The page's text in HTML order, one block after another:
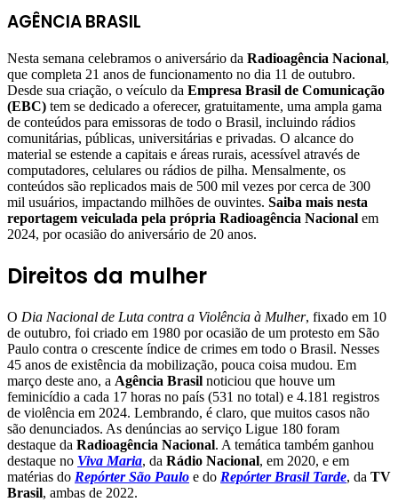
AGÊNCIA BRASIL
Nesta semana celebramos o aniversário da Radioagência Nacional,
que completa 21 anos de funcionamento no dia 11 de outubro.
Desde sua criação, o veículo da Empresa Brasil de Comunicação
(EBC) tem se dedicado a oferecer, gratuitamente, uma ampla gama
de conteúdos para emissoras de todo o Brasil, incluindo rádios
comunitárias, públicas, universitárias e privadas. O alcance do
material se estende a capitais e áreas rurais, acessível através de
computadores, celulares ou rádios de pilha. Mensalmente, os
conteúdos são replicados mais de 500 mil vezes por cerca de 300
mil usuários, impactando milhões de ouvintes. Saiba mais nesta
reportagem veiculada pela própria Radioagência Nacional em
2024, por ocasião do aniversário de 20 anos.
Direitos da mulher
O Dia Nacional de Luta contra a Violência à Mulher, fixado em 10
de outubro, foi criado em 1980 por ocasião de um protesto em São
Paulo contra o crescente índice de crimes em todo o Brasil. Nesses
45 anos de existência da mobilização, pouca coisa mudou. Em
março deste ano, a Agência Brasil noticiou que houve um
feminicídio a cada 17 horas no país (531 no total) e 4.181 registros
de violência em 2024. Lembrando, é claro, que muitos casos não
são denunciados. As denúncias ao serviço Ligue 180 foram
destaque da Radioagência Nacional. A temática também ganhou
destaque no Viva Maria, da Rádio Nacional, em 2020, e em
matérias do Repórter São Paulo e do Repórter Brasil Tarde, da TV
Brasil, ambas de 2022.